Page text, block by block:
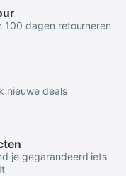
100 dagen retourneren
nieuwe deals
je gegarandeerd iets